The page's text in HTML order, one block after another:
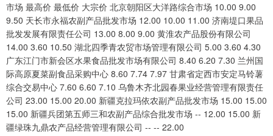
市场 最高价 最低价 大宗价 北京朝阳区大洋路综合市场 10.00 9.00
9.50 天长市永福农副产品批发市场 12.00 10.00 11.00 济南堤口果品
批发发展有限责任公司 13.00 8.00 9.00 黄淮农产品股份有限公司
14.00 3.60 10.50 湖北四季青农贸市场管理有限公司 5.00 3.60 4.30
广东江门市新会区水果食品批发市场有限公司 8.40 6.20 7.30 兰州国
际高原夏菜副食品采购中心 8.60 7.74 7.97 甘肃省定西市安定马铃薯
综合交易中心 7.60 6.60 7.10 乌鲁木齐北园春果业经营管理有限责任
公司 23.00 15.00 20.00 新疆克拉玛依农副产品批发市场 15.00 15.00
15.00 新疆兵团第五师三和农副产品综合批发市场 -- 12.00 15.00 新
疆绿珠九鼎农产品经营管理有限公司 -- -- 22.00